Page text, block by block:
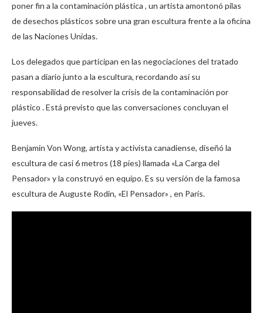
poner fin a la contaminación plástica , un artista amontonó pilas
de desechos plásticos sobre una gran escultura frente a la oficina
de las Naciones Unidas.
Los delegados que participan en las negociaciones del tratado
pasan a diario junto a la escultura, recordando así su
responsabilidad de resolver la crisis de la contaminación por
plástico . Está previsto que las conversaciones concluyan el
jueves.
Benjamin Von Wong, artista y activista canadiense, diseñó la
escultura de casi 6 metros (18 pies) llamada «La Carga del
Pensador» y la construyó en equipo. Es su versión de la famosa
escultura de Auguste Rodin, «El Pensador» , en París.